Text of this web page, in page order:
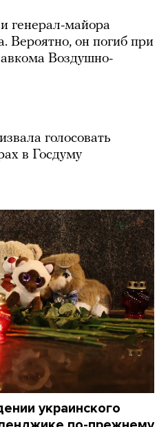
генерал-майора
Вероятно, он погиб при
Воздушно-
голосовать
в Госдуму
украинского